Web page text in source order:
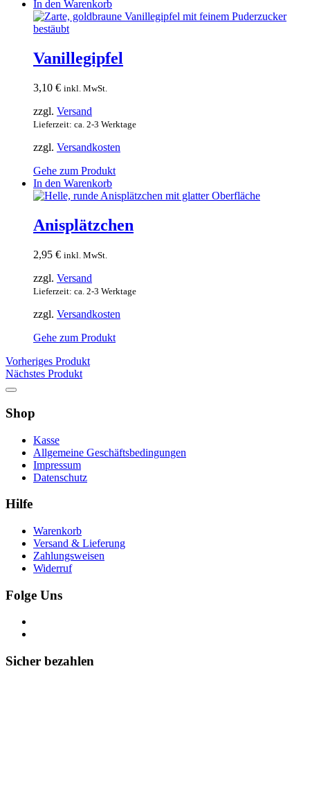
In den Warenkorb
Vanillegipfel
3,10 € inkl. MwSt.
zzgl. Versand
Lieferzeit: ca. 2-3 Werktage
zzgl. Versandkosten
Gehe zum Produkt
In den Warenkorb
Anisplätzchen
2,95 € inkl. MwSt.
zzgl. Versand
Lieferzeit: ca. 2-3 Werktage
zzgl. Versandkosten
Gehe zum Produkt
Vorheriges Produkt
Nächstes Produkt
Shop
Kasse
Allgemeine Geschäftsbedingungen
Impressum
Datenschutz
Hilfe
Warenkorb
Versand & Lieferung
Zahlungsweisen
Widerruf
Folge Uns
Sicher bezahlen